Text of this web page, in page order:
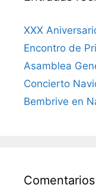
XXX
Encontro de
Asamblea
Concierto
Bembrive en